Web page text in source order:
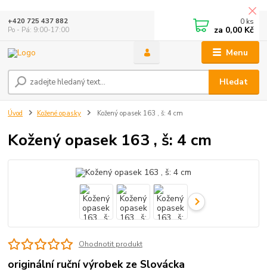
Menu
Hledat
+420 725 437 882
Po - Pá: 9:00-17:00
0 ks
za 0,00 Kč
Úvod Kožené opasky Kožený opasek 163 , š: 4 cm
Kožený opasek 163 , š: 4 cm
Ohodnotit produkt
originální ruční výrobek ze Slovácka